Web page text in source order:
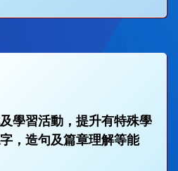
學習活動，提升有特殊學
，造句及篇章理解等能